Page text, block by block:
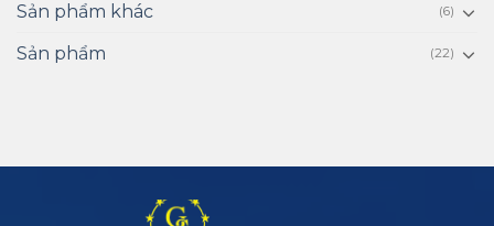
Sản phẩm khác
(6)
Sản phẩm (22)